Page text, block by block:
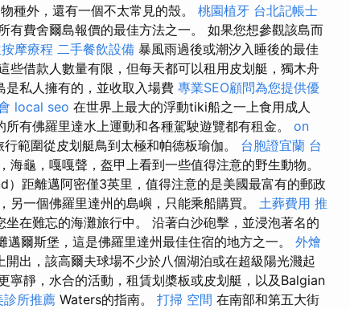
種外，還有一個不太常見的殼。 桃園植牙 台北記帳士
有費舍爾島報價的最佳方法之一。 如果您想參觀該島而
摩療程 二手餐飲設備 暴風雨過後或潮汐入睡後的最佳
些借款人數量有限，但每天都可以租用皮划艇，獨木舟
是私人擁有的，並收取入場費 專業SEO顧問為您提供優
local seo 在世界上最大的浮動tiki船之一上食用成人
有佛羅里達水上運動和各種駕駛遊覽都有租金。 on
行範圍從皮划艇鳥到太極和帕德板瑜伽。 台胞證宜蘭 台
海龜，嘎嘎聲，盔甲上看到一些值得注意的野生動物。
）距離邁阿密僅3英里，值得注意的是美國最富有的郵政
另一個佛羅里達州的島嶼，只能乘船購買。 土葬費用 推
在難忘的海灘旅行中。 沿著白沙砲擊，並浸泡著名的
爾斯堡，這是佛羅里達州最佳住宿的地方之一。 外燴
出，該高爾夫球場不少於八個湖泊或在超級陽光濺起
寧靜，水合的活動，租賃划槳板或皮划艇，以及Balgian
診所推薦 Waters的指南。 打掃 空間 在南部和第五大街